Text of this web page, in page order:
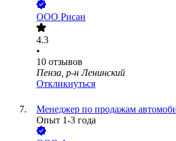
ООО Рисан
4.3
•
10 отзывов
Пенза, р-н Ленинский
Откликнуться
Менеджер по продажам
Опыт 1-3 года